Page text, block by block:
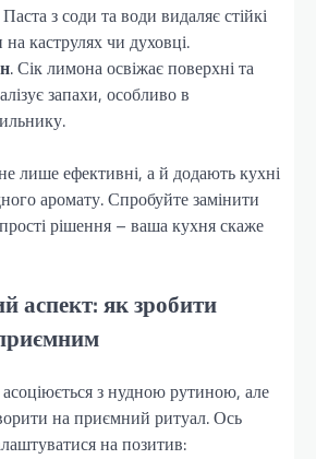
Паста з соди та води видаляє стійкі
каструлях чи духовці.
. Сік лимона освіжає поверхні та
запахи, особливо в
лише ефективні, а й додають кухні
аромату. Спробуйте замінити
прості рішення – ваша кухня скаже
аспект: як зробити
з нудною рутиною, але
на приємний ритуал. Ось
на позитив: